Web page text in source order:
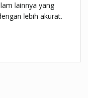
lainnya yang
lebih akurat.